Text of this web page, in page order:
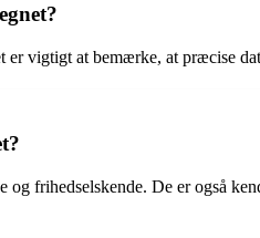
vigtigt at bemærke, at præcise
frihedselskende. De er også